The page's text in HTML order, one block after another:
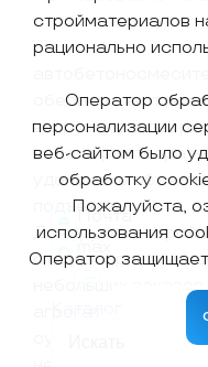
стройматериалов
рационально
обеспечивают
выгрузку
подаче раствора
удаленные
подъехать.
Для крупных
стационарные
небольших
агрегаты. Также
сухая смеси для
Почта
Оператор
персонализации
веб-сайтом было
обработку
Пожалуйста,
использования
Оператор